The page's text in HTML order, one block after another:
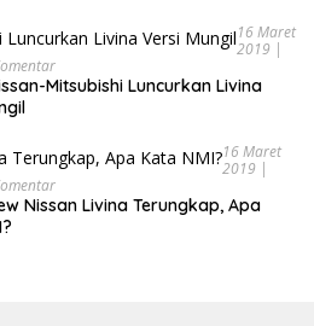
16 Maret
2019 |
Mitsubishi Luncurkan Livina
16 Maret
2019 |
Nissan Livina Terungkap, Apa